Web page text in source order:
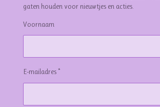
gaten houden voor nieuwtjes en acties.
Voornaam
E-mailadres *